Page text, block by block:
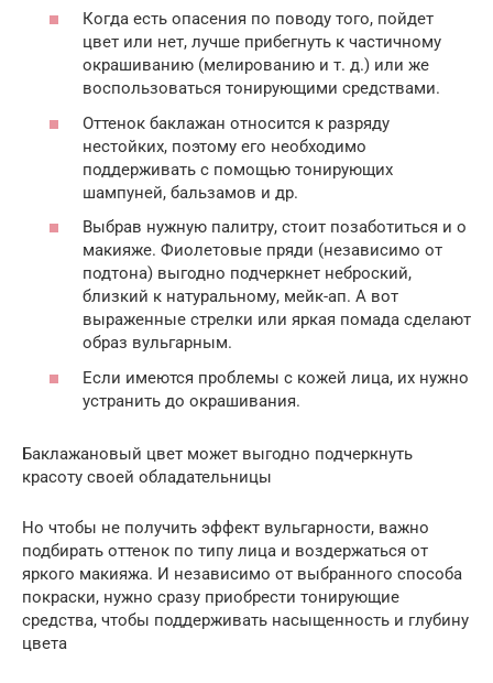
Когда есть опасения по поводу того, пойдет
цвет или нет, лучше прибегнуть к частичному
окрашиванию (мелированию и т. д.) или же
воспользоваться тонирующими средствами.
Оттенок баклажан относится к разряду
нестойких, поэтому его необходимо
поддерживать с помощью тонирующих
шампуней, бальзамов и др.
Выбрав нужную палитру, стоит позаботиться и о
макияже. Фиолетовые пряди (независимо от
подтона) выгодно подчеркнет неброский,
близкий к натуральному, мейк-ап. А вот
выраженные стрелки или яркая помада сделают
образ вульгарным.
Если имеются проблемы с кожей лица, их нужно
устранить до окрашивания.
Баклажановый цвет может выгодно подчеркнуть
красоту своей обладательницы
Но чтобы не получить эффект вульгарности, важно
подбирать оттенок по типу лица и воздержаться от
яркого макияжа. И независимо от выбранного способа
покраски, нужно сразу приобрести тонирующие
средства, чтобы поддерживать насыщенность и глубину
цвета